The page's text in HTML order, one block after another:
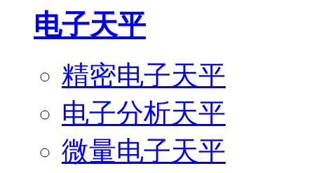
电子天平
精密电子天平
电子分析天平
微量电子天平